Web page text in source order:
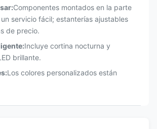
Componentes montados en la parte
servicio fácil; estanterías ajustables
de precio.
Incluye cortina nocturna y
brillante.
Los colores personalizados están